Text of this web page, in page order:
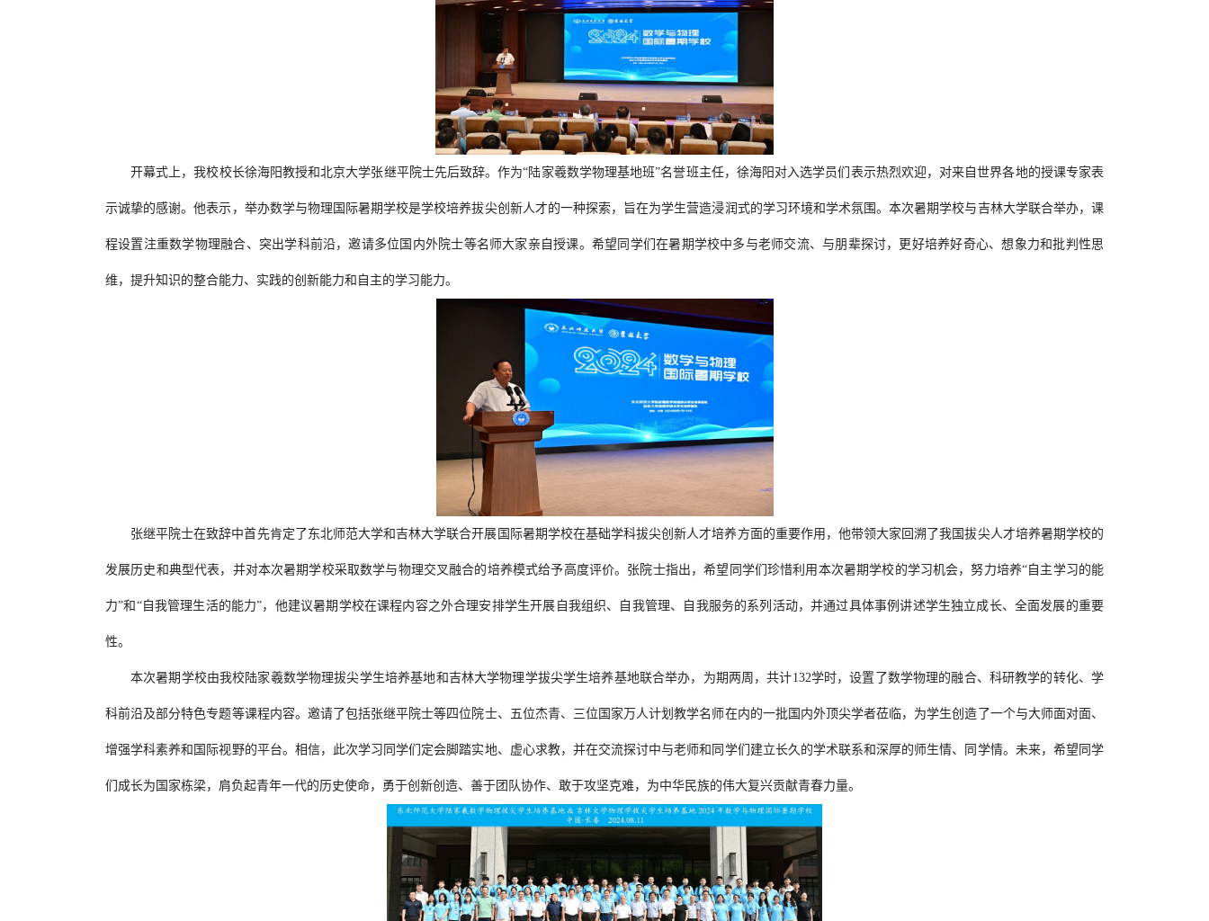
开幕式上，我校校长徐海阳教授和北京大学张继平院士先后致辞。作为“陆家羲数学物理基地班”名誉班主任，徐海阳对入选学员们表示热烈欢迎，对来自世界各地的授课专家表
示诚挚的感谢。他表示，举办数学与物理国际暑期学校是学校培养拔尖创新人才的一种探索，旨在为学生营造浸润式的学习环境和学术氛围。本次暑期学校与吉林大学联合举办，课
程设置注重数学物理融合、突出学科前沿，邀请多位国内外院士等名师大家亲自授课。希望同学们在暑期学校中多与老师交流、与朋辈探讨，更好培养好奇心、想象力和批判性思
维，提升知识的整合能力、实践的创新能力和自主的学习能力。
张继平院士在致辞中首先肯定了东北师范大学和吉林大学联合开展国际暑期学校在基础学科拔尖创新人才培养方面的重要作用，他带领大家回溯了我国拔尖人才培养暑期学校的
发展历史和典型代表，并对本次暑期学校采取数学与物理交叉融合的培养模式给予高度评价。张院士指出，希望同学们珍惜利用本次暑期学校的学习机会，努力培养“自主学习的能
力”和“自我管理生活的能力”，他建议暑期学校在课程内容之外合理安排学生开展自我组织、自我管理、自我服务的系列活动，并通过具体事例讲述学生独立成长、全面发展的重要
性。
本次暑期学校由我校陆家羲数学物理拔尖学生培养基地和吉林大学物理学拔尖学生培养基地联合举办，为期两周，共计132学时，设置了数学物理的融合、科研教学的转化、学
科前沿及部分特色专题等课程内容。邀请了包括张继平院士等四位院士、五位杰青、三位国家万人计划教学名师在内的一批国内外顶尖学者莅临，为学生创造了一个与大师面对面、
增强学科素养和国际视野的平台。相信，此次学习同学们定会脚踏实地、虚心求教，并在交流探讨中与老师和同学们建立长久的学术联系和深厚的师生情、同学情。未来，希望同学
们成长为国家栋梁，肩负起青年一代的历史使命，勇于创新创造、善于团队协作、敢于攻坚克难，为中华民族的伟大复兴贡献青春力量。